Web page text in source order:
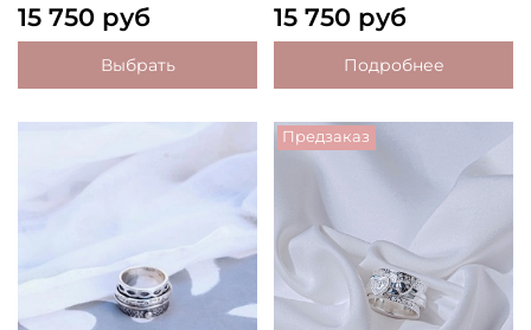
15 750 руб
Выбрать
15 750 руб
Подробнее
Предзаказ